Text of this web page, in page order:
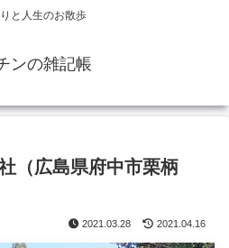
と人生のお散歩
ンの雑記帳
（広島県府中市栗柄
2021.03.28 2021.04.16